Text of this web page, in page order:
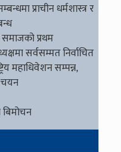
प्राचीन धर्मशास्त्र र
प्रथम
सर्वसम्मत निर्वाचित
महाधिवेशन सम्पन्न,
चयन
बिमोचन